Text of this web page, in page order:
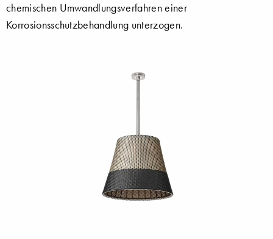
chemischen Umwandlungsverfahren einer
Korrosionsschutzbehandlung unterzogen.